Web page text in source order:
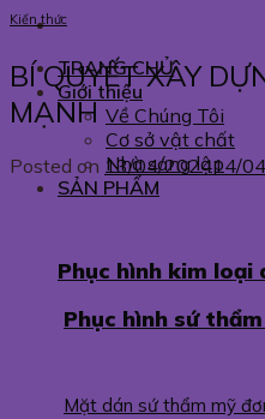
TRANG CHỦ
Giới thiệu
Về Chúng Tôi
Cơ sở vật chất
Nhà sáng lập
SẢN PHẨM
Phục hình kim loại
Phục hình sứ
Mặt dán sứ thẩm mỹ
Kiến thức
BÍ QUYẾT XÂY
MẠNH
Posted on 13/04/202414/